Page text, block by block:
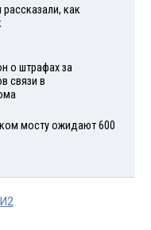
как
о штрафах за
связи в
мосту ожидают 600